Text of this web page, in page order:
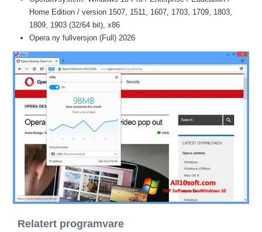
Home Edition / version 1507, 1511, 1607, 1703, 1709, 1803,
1809, 1903 (32/64 bit), x86
Opera ny fullversjon (Full) 2026
Relatert programvare